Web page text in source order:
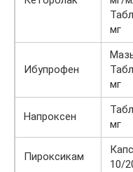
мг
Ибупрофен
мг
Напроксен
мг
Пироксикам
10/